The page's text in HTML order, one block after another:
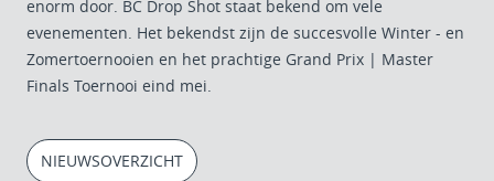
enorm door. BC Drop Shot staat bekend om vele
evenementen. Het bekendst zijn de succesvolle Winter - en
Zomertoernooien en het prachtige Grand Prix | Master
Finals Toernooi eind mei.
NIEUWSOVERZICHT